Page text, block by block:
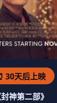
30天后上映
封神第二部》